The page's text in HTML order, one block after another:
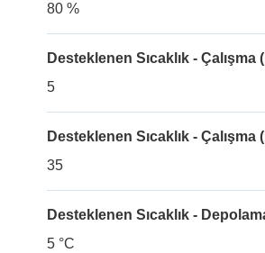
80 %
Desteklenen Sıcaklık - Çalışma
5
Desteklenen Sıcaklık - Çalışma
35
Desteklenen Sıcaklık -
5 °C